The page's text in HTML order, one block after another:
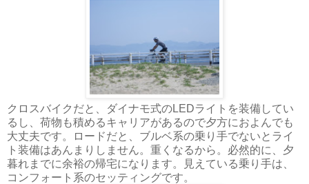
クロスバイクだと、ダイナモ式のLEDライトを装備してい
るし、荷物も積めるキャリアがあるので夕方におよんでも
大丈夫です。ロードだと、ブルベ系の乗り手でないとライ
ト装備はあんまりしません。重くなるから。必然的に、夕
暮れまでに余裕の帰宅になります。見えている乗り手は、
コンフォート系のセッティングです。